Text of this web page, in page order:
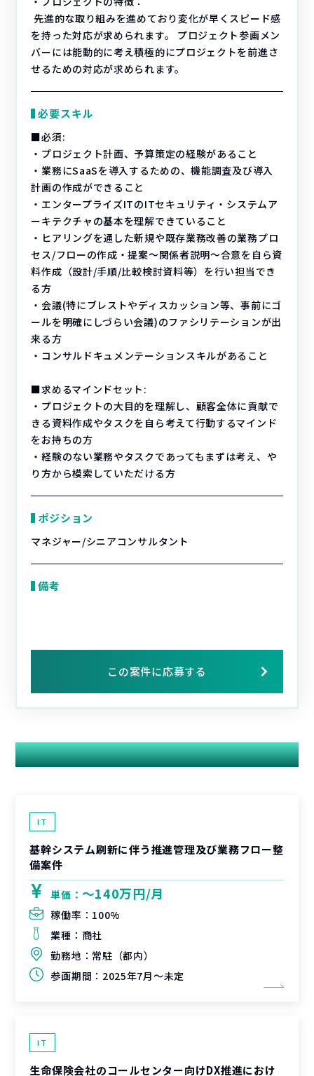
先進的な取り組みを進めており変化が早くスピード感
を持った対応が求められます。 プロジェクト参画メン
バーには能動的に考え積極的にプロジェクトを前進さ
せるための対応が求められます。
必要スキル
■必須:
・プロジェクト計画、予算策定の経験があること
・業務にSaaSを導入するための、機能調査及び導入
計画の作成ができること
・エンタープライズITのITセキュリティ・システムア
ーキテクチャの基本を理解できていること
・ヒアリングを通した新規や既存業務改善の業務プロ
セス/フローの作成・提案〜関係者説明〜合意を自ら資
料作成（設計/手順/比較検討資料等）を行い担当でき
る方
・会議(特にブレストやディスカッション等、事前にゴ
ールを明確にしづらい会議)のファシリテーションが出
来る方
・コンサルドキュメンテーションスキルがあること
■求めるマインドセット:
・プロジェクトの大目的を理解し、顧客全体に貢献で
きる資料作成やタスクを自ら考えて行動するマインド
をお持ちの方
・経験のない業務やタスクであってもまずは考え、や
り方から模索していただける方
ポジション
マネジャー/シニアコンサルタント
備考
この案件に応募する
関連する案件
IT
基幹システム刷新に伴う推進管理及び業務フロー整
備案件
単価： 〜140万円/月
稼働率： 100%
業種： 商社
勤務地： 常駐（都内）
参画期間： 2025年7月～未定
IT
生命保険会社のコールセンター向けDX推進におけ